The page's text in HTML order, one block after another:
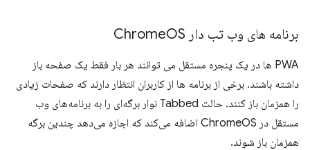
برنامه های وب تب دار Chrome OS
PWA ها در یک پنجره مستقل می توانند هر بار فقط یک صفحه باز
داشته باشند. برخی از برنامه ها از کاربران انتظار دارند که صفحات زیادی
را همزمان باز کنند. حالت Tabbed نوار برگه‌ای را به برنامه‌های وب
مستقل در ChromeOS اضافه می‌کند که اجازه می‌دهد چندین برگه
همزمان باز شوند.